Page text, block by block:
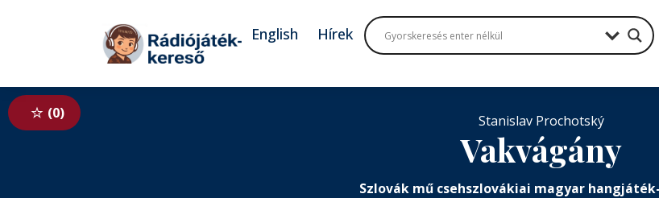
Tovább a tartalomhoz
English Hírek
0 Stanislav Prochotský
Vakvágány
Szlovák mű csehszlovákiai magyar